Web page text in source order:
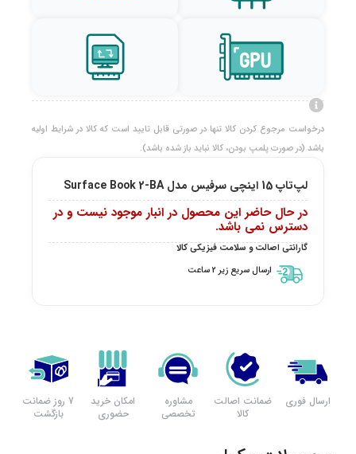
درخواست مرجوع کردن کالا تنها در صورتی قابل تایید است که کالا در شرایط اولیه
باشد (در صورت پلمپ بودن، کالا نباید باز شده باشد).
لپ‌تاپ 15 اینچی سرفیس مدل Surface Book 2-BA
در حال حاضر این محصول در انبار موجود نیست و در
دسترس نمی باشد.
گارانتی اصالت و سلامت فیزیکی کالا
ارسال سریع زیر 2 ساعت
ارسال فوری
ضمانت اصالت
کالا
مشاوره
تخصصی
امکان خرید
حضوری
7 روز ضمانت
بازگشت